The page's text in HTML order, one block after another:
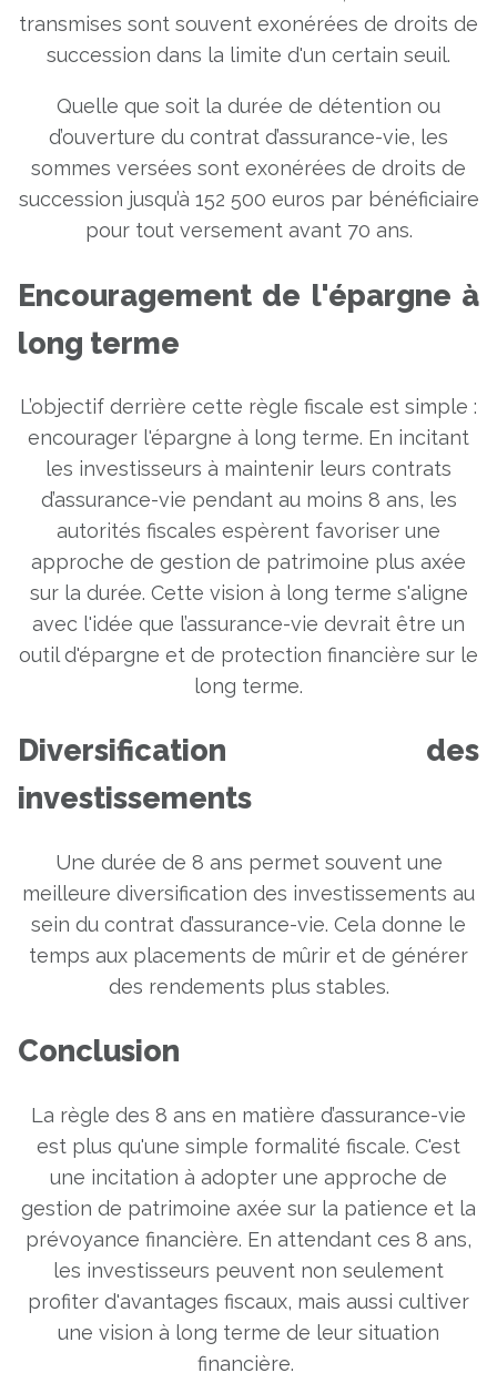
transmises sont souvent exonérées de droits de
succession dans la limite d'un certain seuil.
Quelle que soit la durée de détention ou
d’ouverture du contrat d’assurance-vie, les
sommes versées sont exonérées de droits de
succession jusqu’à 152 500 euros par bénéficiaire
pour tout versement avant 70 ans.
Encouragement de l'épargne à
long terme
L’objectif derrière cette règle fiscale est simple :
encourager l'épargne à long terme. En incitant
les investisseurs à maintenir leurs contrats
d’assurance-vie pendant au moins 8 ans, les
autorités fiscales espèrent favoriser une
approche de gestion de patrimoine plus axée
sur la durée. Cette vision à long terme s'aligne
avec l'idée que l’assurance-vie devrait être un
outil d'épargne et de protection financière sur le
long terme.
Diversification des
investissements
Une durée de 8 ans permet souvent une
meilleure diversification des investissements au
sein du contrat d’assurance-vie. Cela donne le
temps aux placements de mûrir et de générer
des rendements plus stables.
Conclusion
La règle des 8 ans en matière d’assurance-vie
est plus qu'une simple formalité fiscale. C'est
une incitation à adopter une approche de
gestion de patrimoine axée sur la patience et la
prévoyance financière. En attendant ces 8 ans,
les investisseurs peuvent non seulement
profiter d'avantages fiscaux, mais aussi cultiver
une vision à long terme de leur situation
financière.